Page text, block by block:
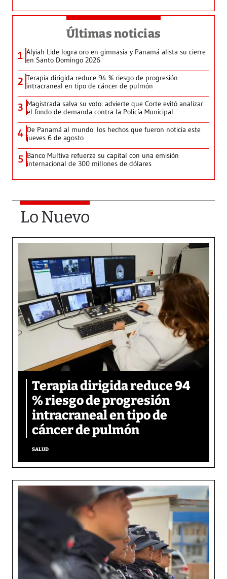
Últimas noticias
1 Alyiah Lide logra oro en gimnasia y Panamá alista su cierre
en Santo Domingo 2026
2 Terapia dirigida reduce 94 % riesgo de progresión
intracraneal en tipo de cáncer de pulmón
3 Magistrada salva su voto: advierte que Corte evitó analizar
el fondo de demanda contra la Policía Municipal
4 De Panamá al mundo: los hechos que fueron noticia este
jueves 6 de agosto
5 Banco Multiva refuerza su capital con una emisión
internacional de 300 millones de dólares
Lo Nuevo
Terapia dirigida reduce 94
% riesgo de progresión
intracraneal en tipo de
cáncer de pulmón
SALUD